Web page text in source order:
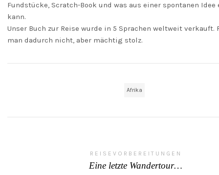
Fundstücke, Scratch-Book und was aus einer spontanen Idee
kann.
Unser Buch zur Reise wurde in 5 Sprachen weltweit verkauft.
man dadurch nicht, aber mächtig stolz.
Afrika
REISEVORBEREITUNGEN
Eine letzte Wandertour…